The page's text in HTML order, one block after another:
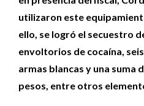
utilizaron este
ello, se logró el secuestro
envoltorios de cocaína,
armas blancas y una suma
pesos, entre otros